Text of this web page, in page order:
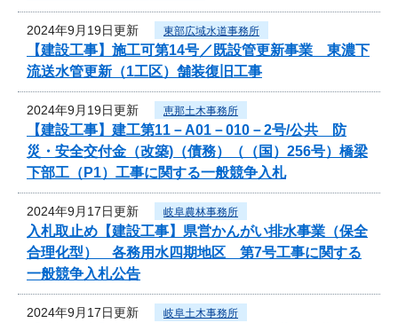
2024年9月19日更新 東部広域水道事務所
【建設工事】施工可第14号／既設管更新事業 東濃下
流送水管更新（1工区）舗装復旧工事
2024年9月19日更新 恵那土木事務所
【建設工事】建工第11－A01－010－2号/公共 防
災・安全交付金（改築)（債務）（（国）256号）橋梁
下部工（P1）工事に関する一般競争入札
2024年9月17日更新 岐阜農林事務所
入札取止め【建設工事】県営かんがい排水事業（保全
合理化型） 各務用水四期地区 第7号工事に関する
一般競争入札公告
2024年9月17日更新 岐阜土木事務所